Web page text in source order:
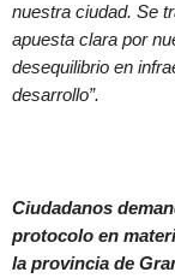
nuestra ciudad. Se
apuesta clara por
desequilibrio en
desarrollo”.
Ciudadanos
protocolo en
la provincia de